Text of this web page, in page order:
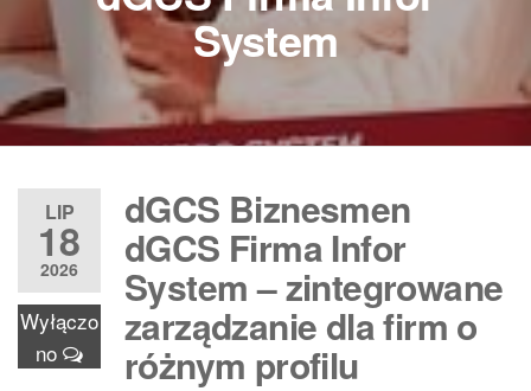
System
LIP
18
2026
Wyłączo
no
dGCS Biznesmen
dGCS Firma Infor
System – zintegrowane
zarządzanie dla firm o
różnym profilu